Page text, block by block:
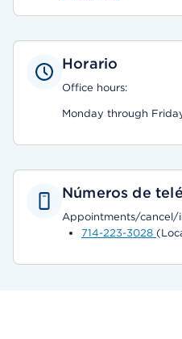
Horario
Office hours:
Monday through
Números de
Appointments/cancel/
714-223-3028